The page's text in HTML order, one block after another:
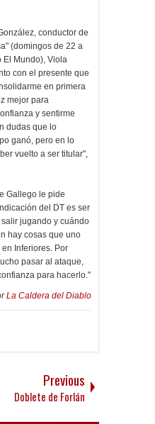
conductor de
(domingos de 22 a
El Mundo), Viola
con el presente que
en primera
mejor para
y sentirme
dudas que lo
ganó, pero en lo
vuelto a ser titular",
Gallego le pide
del DT es ser
jugando y cuándo
hay cosas que uno
Inferiores. Por
pasar al ataque,
para hacerlo."
La Caldera del Diablo
Previous
Doblete de Forlán